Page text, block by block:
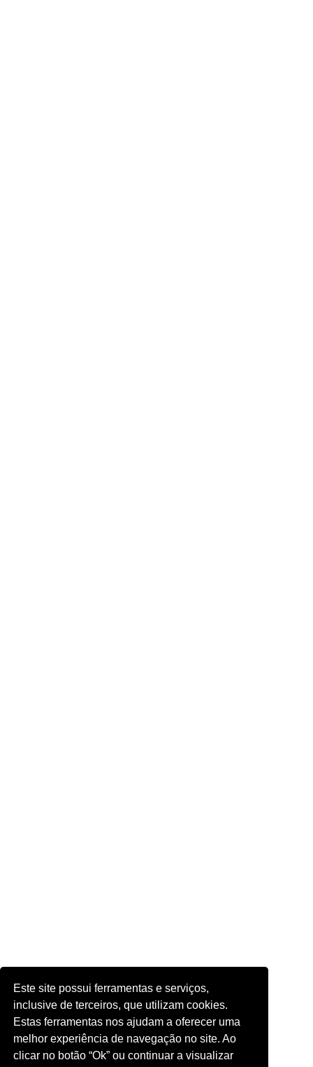
Este site possui ferramentas e serviços,
inclusive de terceiros, que utilizam cookies.
Estas ferramentas nos ajudam a oferecer uma
melhor experiência de navegação no site. Ao
clicar no botão “Ok” ou continuar a visualizar